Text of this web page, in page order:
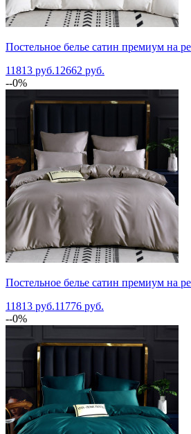
Постельное белье сатин премиум на
11813 руб.12662 руб.
--0%
Постельное белье сатин премиум на
11813 руб.11776 руб.
--0%